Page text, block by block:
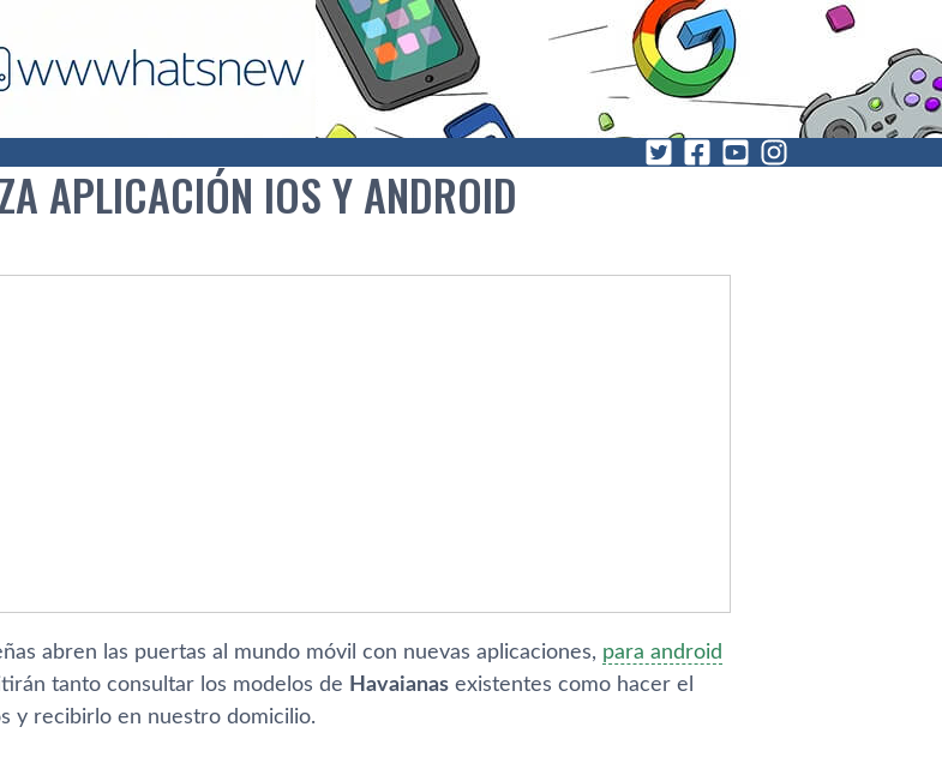
APLICACIÓN IOS Y ANDROID
abren las puertas al mundo móvil con nuevas aplicaciones, para android
tanto consultar los modelos de Havaianas existentes como hacer el
y recibirlo en nuestro domicilio.